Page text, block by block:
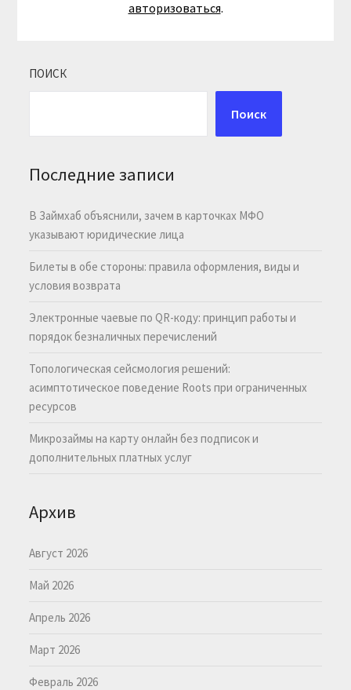
авторизоваться.
ПОИСК
Поиск
Последние записи
В Займхаб объяснили, зачем в карточках МФО
указывают юридические лица
Билеты в обе стороны: правила оформления, виды и
условия возврата
Электронные чаевые по QR-коду: принцип работы и
порядок безналичных перечислений
Топологическая сейсмология решений:
асимптотическое поведение Roots при ограниченных
ресурсов
Микрозаймы на карту онлайн без подписок и
дополнительных платных услуг
Архив
Август 2026
Май 2026
Апрель 2026
Март 2026
Февраль 2026